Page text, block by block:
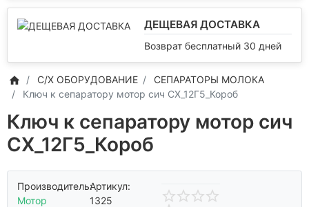
ДЕЩЕВАЯ ДОСТАВКА
Возврат бесплатный 30 дней
С/Х ОБОРУДОВАНИЕ
СЕПАРАТОРЫ МОЛОКА
Ключ к сепаратору мотор сич СХ_12Г5_Короб
Ключ к сепаратору мотор сич
СХ_12Г5_Короб
Производитель:
Мотор
Артикул:
1325